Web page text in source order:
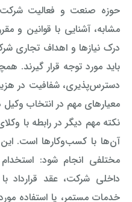
حوزه صنعت و فعالیت
مشابه، آشنایی با قوانین و
درک نیازها و اهداف تجاری
باید مورد توجه قرار گیرند.
دسترس‌پذیری، شفافیت در
معیارهای مهم در انتخاب
نکته مهم دیگر در رابطه با
آن‌ها با کسب‌وکارها است.
مختلفی انجام شود:
داخلی شرکت، عقد قرارداد
خدمات مستمر، یا استفاده